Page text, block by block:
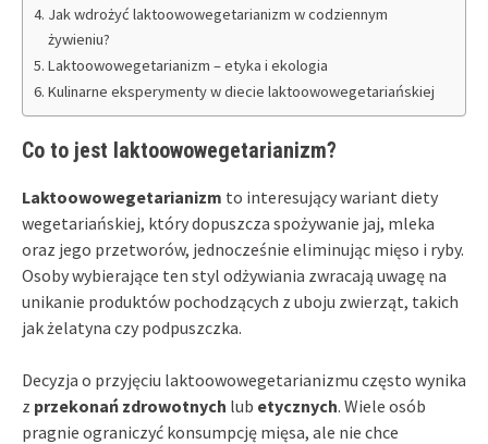
Jak wdrożyć laktoowowegetarianizm w codziennym
żywieniu?
Laktoowowegetarianizm – etyka i ekologia
Kulinarne eksperymenty w diecie laktoowowegetariańskiej
Co to jest laktoowowegetarianizm?
Laktoowowegetarianizm to interesujący wariant diety
wegetariańskiej, który dopuszcza spożywanie jaj, mleka
oraz jego przetworów, jednocześnie eliminując mięso i ryby.
Osoby wybierające ten styl odżywiania zwracają uwagę na
unikanie produktów pochodzących z uboju zwierząt, takich
jak żelatyna czy podpuszczka.
Decyzja o przyjęciu laktoowowegetarianizmu często wynika
z przekonań zdrowotnych lub etycznych. Wiele osób
pragnie ograniczyć konsumpcję mięsa, ale nie chce